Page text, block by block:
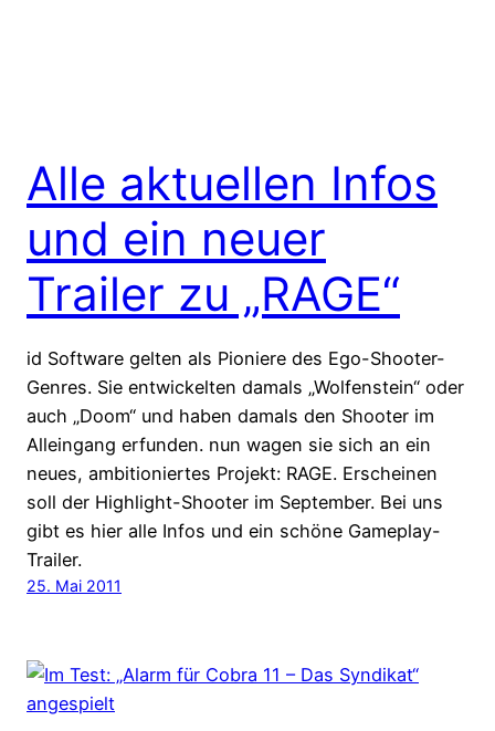
Alle aktuellen Infos
und ein neuer
Trailer zu „RAGE“
id Software gelten als Pioniere des Ego-Shooter-
Genres. Sie entwickelten damals „Wolfenstein“ oder
auch „Doom“ und haben damals den Shooter im
Alleingang erfunden. nun wagen sie sich an ein
neues, ambitioniertes Projekt: RAGE. Erscheinen
soll der Highlight-Shooter im September. Bei uns
gibt es hier alle Infos und ein schöne Gameplay-
Trailer.
25. Mai 2011